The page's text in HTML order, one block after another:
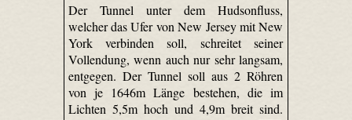
Der Tunnel unter dem Hudsonfluss,
welcher das Ufer von New Jersey mit New
York verbinden soll, schreitet seiner
Vollendung, wenn auch nur sehr langsam,
entgegen. Der Tunnel soll aus 2 Röhren
von je 1646m Länge bestehen, die im
Lichten 5,5m hoch und 4,9m breit sind.